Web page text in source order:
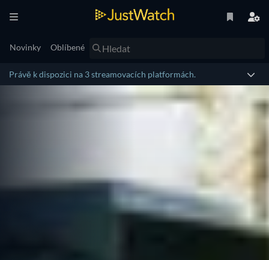
Novinky Oblíbené
Právě k dispozici na 3 streamovacích platformách.